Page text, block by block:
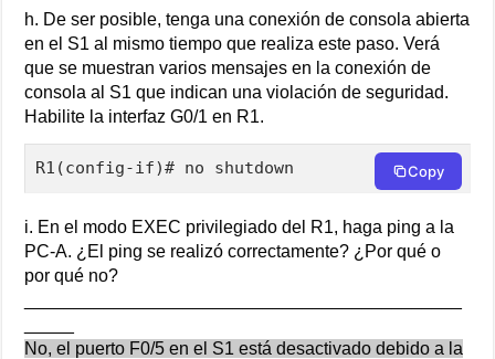
h. De ser posible, tenga una conexión de consola abierta
en el S1 al mismo tiempo que realiza este paso. Verá
que se muestran varios mensajes en la conexión de
consola al S1 que indican una violación de seguridad.
Habilite la interfaz G0/1 en R1.
R1(config-if)# no shutdown Copy
i. En el modo EXEC privilegiado del R1, haga ping a la
PC-A. ¿El ping se realizó correctamente? ¿Por qué o
por qué no?
No, el puerto F0/5 en el S1 está desactivado debido a la